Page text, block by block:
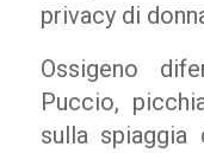
privacy di
Ossigeno
Puccio,
sulla spiaggia